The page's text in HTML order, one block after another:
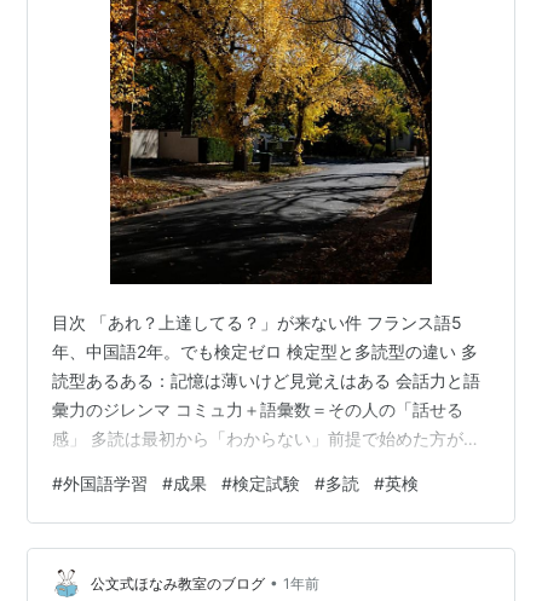
目次 「あれ？上達してる？」が来ない件 フランス語5
年、中国語2年。でも検定ゼロ 検定型と多読型の違い 多
読型あるある：記憶は薄いけど見覚えはある 会話力と語
彙力のジレンマ コミュ力＋語彙数＝その人の「話せる
感」 多読は最初から「わからない」前提で始めた方が楽
書いた人：こっそり（プロフィール・まとめ記事はこち
ら） 1. 「あれ？上達してる？」が来ない件 ちょっと正直
な話をするんだけど、「あ〜最近なんかフランス語話せ
るようになってきたな〜」みたいな感覚、一回も来てな
#外国語学習 #成果 #検定試験 #多読 #英検
公文式ほなみ教室のブログ • 1年前